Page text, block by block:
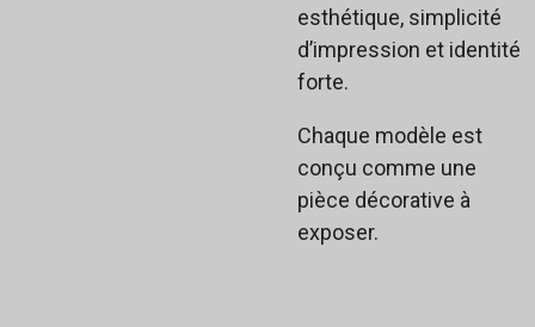
esthétique, simplicité
d’impression et identité
forte.
Chaque modèle est
conçu comme une
pièce décorative à
exposer.